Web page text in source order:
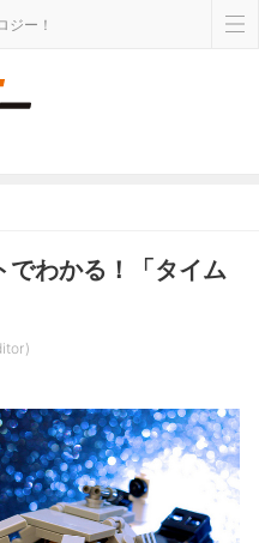
ジー！
でわかる！「タイム